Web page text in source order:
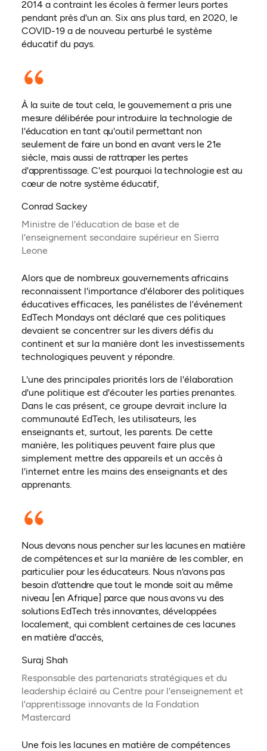
2014 a contraint les écoles à fermer leurs portes
pendant près d'un an. Six ans plus tard, en 2020, le
COVID-19 a de nouveau perturbé le système
éducatif du pays.
À la suite de tout cela, le gouvernement a pris une
mesure délibérée pour introduire la technologie de
l'éducation en tant qu'outil permettant non
seulement de faire un bond en avant vers le 21e
siècle, mais aussi de rattraper les pertes
d'apprentissage. C'est pourquoi la technologie est au
cœur de notre système éducatif,
Conrad Sackey
Ministre de l'éducation de base et de
l'enseignement secondaire supérieur en Sierra
Leone
Alors que de nombreux gouvernements africains
reconnaissent l'importance d'élaborer des politiques
éducatives efficaces, les panélistes de l'événement
EdTech Mondays ont déclaré que ces politiques
devaient se concentrer sur les divers défis du
continent et sur la manière dont les investissements
technologiques peuvent y répondre.
L'une des principales priorités lors de l'élaboration
d'une politique est d'écouter les parties prenantes.
Dans le cas présent, ce groupe devrait inclure la
communauté EdTech, les utilisateurs, les
enseignants et, surtout, les parents. De cette
manière, les politiques peuvent faire plus que
simplement mettre des appareils et un accès à
l'internet entre les mains des enseignants et des
apprenants.
Nous devons nous pencher sur les lacunes en matière
de compétences et sur la manière de les combler, en
particulier pour les éducateurs. Nous n'avons pas
besoin d'attendre que tout le monde soit au même
niveau [en Afrique] parce que nous avons vu des
solutions EdTech très innovantes, développées
localement, qui comblent certaines de ces lacunes
en matière d'accès,
Suraj Shah
Responsable des partenariats stratégiques et du
leadership éclairé au Centre pour l'enseignement et
l'apprentissage innovants de la Fondation
Mastercard
Une fois les lacunes en matière de compétences